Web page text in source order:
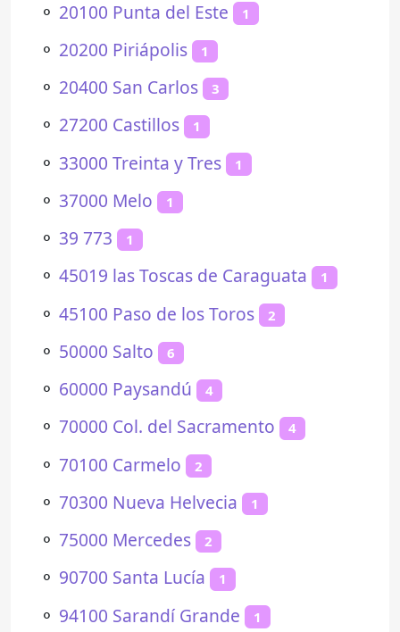
⚬ 20100 Punta del Este 1
⚬ 20200 Piriápolis 1
⚬ 20400 San Carlos 3
⚬ 27200 Castillos 1
⚬ 33000 Treinta y Tres 1
⚬ 37000 Melo 1
⚬ 39 773 1
⚬ 45019 las Toscas de Caraguata 1
⚬ 45100 Paso de los Toros 2
⚬ 50000 Salto 6
⚬ 60000 Paysandú 4
⚬ 70000 Col. del Sacramento 4
⚬ 70100 Carmelo 2
⚬ 70300 Nueva Helvecia 1
⚬ 75000 Mercedes 2
⚬ 90700 Santa Lucía 1
⚬ 94100 Sarandí Grande 1